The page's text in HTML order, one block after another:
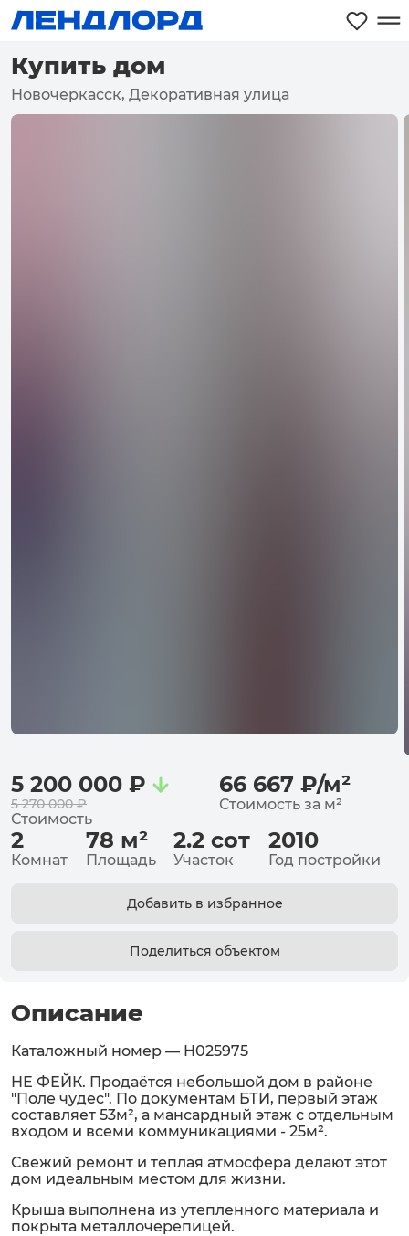
Купить дом
Новочеркасск, Декоративная улица
5 200 000 ₽
5 270 000 ₽
Стоимость
66 667 ₽/м²
Стоимость за м²
2
Комнат
78 м²
Площадь
2.2 сот
Участок
2010
Год постройки
Добавить в избранное
Поделиться объектом
Описание
Каталожный номер — H025975
НЕ ФЕЙК. Продаётся небольшой дом в районе
"Поле чудес". По документам БТИ, первый этаж
составляет 53м², а мансардный этаж с отдельным
входом и всеми коммуникациями - 25м².
Свежий ремонт и теплая атмосфера делают этот
дом идеальным местом для жизни.
Крыша выполнена из утепленного материала и
покрыта металлочерепицей.